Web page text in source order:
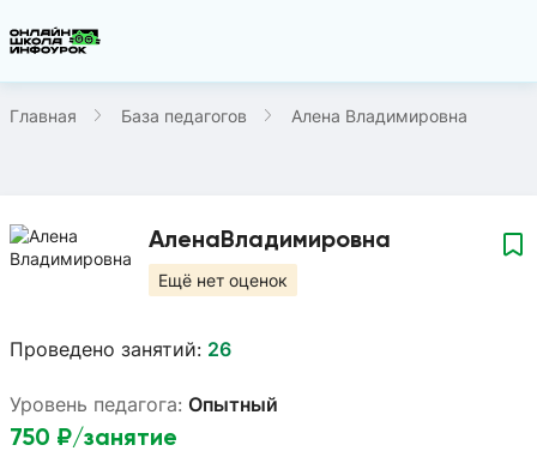
Главная База педагогов Алена Владимировна
АленаВладимировна
Ещё нет оценок
Проведено занятий: 26
Уровень педагога: Опытный
750 ₽/занятие